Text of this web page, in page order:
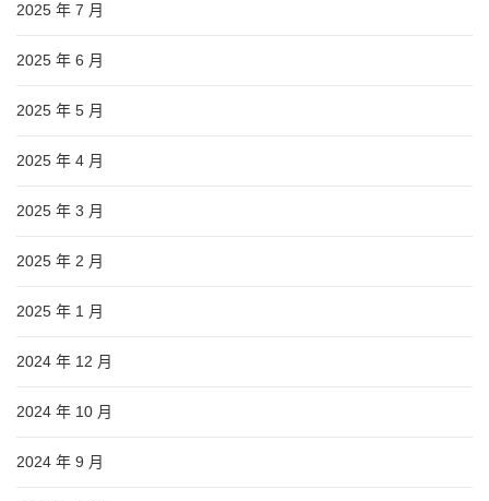
2025 年 7 月
2025 年 6 月
2025 年 5 月
2025 年 4 月
2025 年 3 月
2025 年 2 月
2025 年 1 月
2024 年 12 月
2024 年 10 月
2024 年 9 月